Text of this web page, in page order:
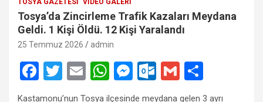
TOSYA GAZETESI VIDEO GALERI
Tosya’da Zincirleme Trafik Kazaları Meydana
Geldi. 1 Kişi Öldü. 12 Kişi Yaralandı
25 Temmuz 2026 admin
F
T
wi
E
W M
es
O
ut
G
m h
Kastamonu’nun Tosya ilçesinde meydana gelen 3 ayrı